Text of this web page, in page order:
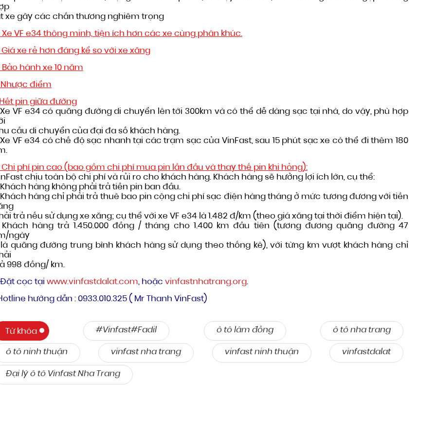
xe gây các chấn thương nghiêm trọng
Xe VF e34 thông minh, tiện ích hơn các xe cùng phân khúc.
Giá xe rẻ hơn đáng kể so với xe xăng
Bảo hành xe 10 năm
Nhược điểm
Hết pin giữa đường
VF e34 có quãng đường di chuyển lên tới 300km và có thể dễ dàng sạc tại nhà, do vậy, phù hợp
cầu di chuyển của đại đa số khách hàng.
VF e34 có chế độ sạc nhanh tại các trạm sạc của VinFast, sau 15 phút sạc xe có thể đi thêm 180
Chi phí pin cao (bao gồm chi phí mua pin lần đầu và thay thế pin khi hỏng):
chịu toàn bộ chi phí và rủi ro cho khách hàng. Khách hàng sẽ hưởng lợi ích lớn, cụ thể:
hàng không phải trả tiền pin ban đầu.
hàng chỉ phải trả thuê bao pin cộng chi phí sạc điện hàng tháng ở mức tương đương với tiền
trả nếu sử dụng xe xăng; cụ thể với xe VF e34 là 1.482 đ/km (theo giá xăng tại thời điểm hiện tại).
Khách hàng trả 1.450.000 đồng / tháng cho 1.400 km đầu tiên (tương đương quãng đường 47
ngày
quãng đường trung bình khách hàng sử dụng theo thống kê), với từng km vượt khách hàng chỉ
998 đồng/ km.
cọc tại www.vinfastdalat.com, hoặc vinfastnhatrang.org.
hướng dẫn : 0933.010.325 ( Mr Thanh VinFast)
Từ khóa #Vinfast#Fadil ô tô lâm đồng ô tô nha trang
ô tô ninh thuận vinfast nha trang vinfast ninh thuận vinfastdalat
Đại lý ô tô Vinfast Nha Trang